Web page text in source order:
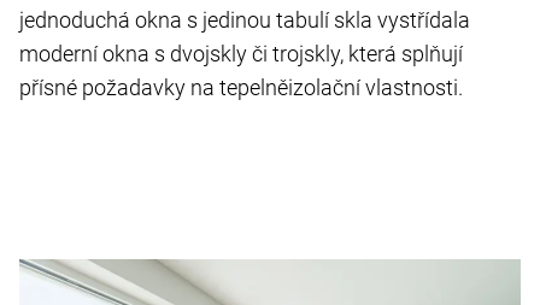
jednoduchá okna s jedinou tabulí skla vystřídala
moderní okna s dvojskly či trojskly, která splňují
přísné požadavky na tepelněizolační vlastnosti.